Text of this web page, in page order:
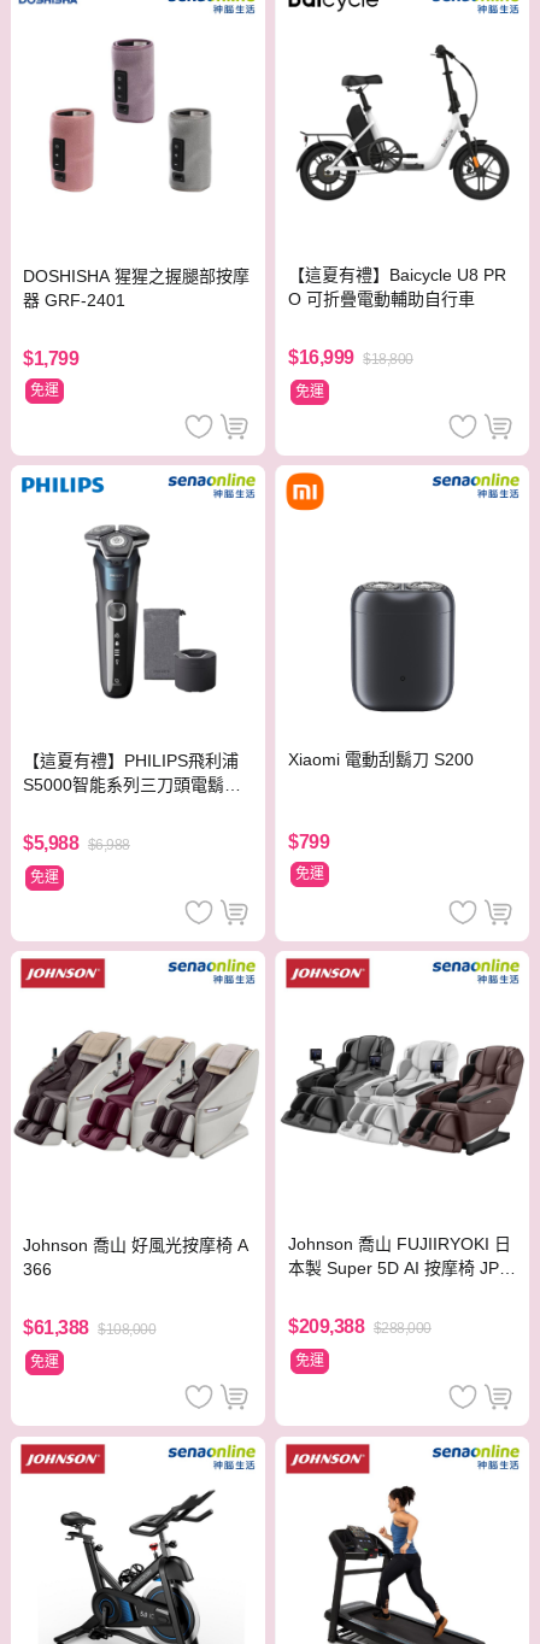
DOSHISHA 猩猩之握腿部按摩
器 GRF-2401
$1,799
免運
【這夏有禮】Baicycle U8 PR
O 可折疊電動輔助自行車
$16,999 $18,800
免運
【這夏有禮】PHILIPS飛利浦
S5000智能系列三刀頭電鬍刀
$5,988 $6,988
免運
Xiaomi 電動刮鬍刀 S200
$799
免運
Johnson 喬山 好風光按摩椅 A
366
$61,388 $108,000
免運
Johnson 喬山 FUJIIRYOKI 日
本製 Super 5D AI 按摩椅 JP-4
$209,388 $288,000
免運